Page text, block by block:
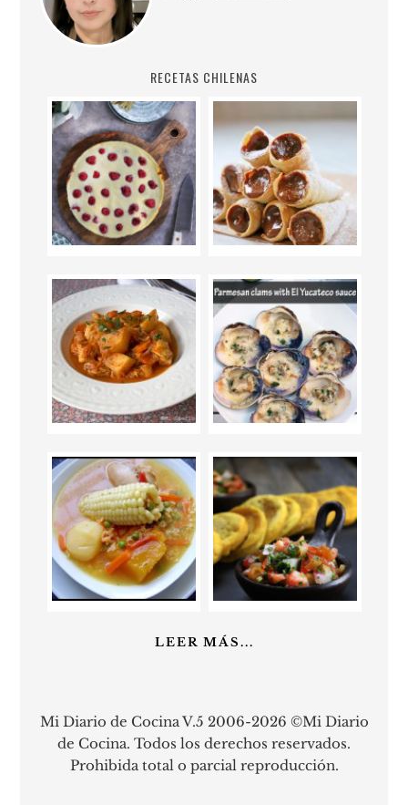
RECETAS CHILENAS
LEER MÁS...
Mi Diario de Cocina V.5 2006-2026 ©Mi Diario
de Cocina. Todos los derechos reservados.
Prohibida total o parcial reproducción.